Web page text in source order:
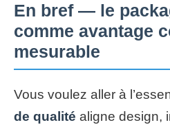
En bref — le
comme avantage
mesurable
Vous voulez aller à
de qualité aligne design,